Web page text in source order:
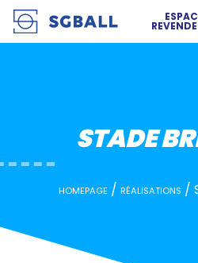
STADE BRESTOIS
STADE
HOMEPAGE / RÉALISATIONS /